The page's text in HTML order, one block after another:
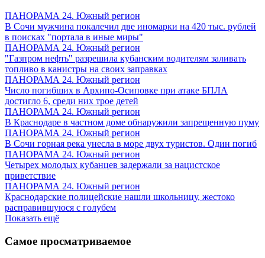
ПАНОРАМА 24. Южный регион
В Сочи мужчина покалечил две иномарки на 420 тыс. рублей
в поисках "портала в иные миры"
ПАНОРАМА 24. Южный регион
"Газпром нефть" разрешила кубанским водителям заливать
топливо в канистры на своих заправках
ПАНОРАМА 24. Южный регион
Число погибших в Архипо-Осиповке при атаке БПЛА
достигло 6, среди них трое детей
ПАНОРАМА 24. Южный регион
В Краснодаре в частном доме обнаружили запрещенную пуму
ПАНОРАМА 24. Южный регион
В Сочи горная река унесла в море двух туристов. Один погиб
ПАНОРАМА 24. Южный регион
Четырех молодых кубанцев задержали за нацистское
приветствие
ПАНОРАМА 24. Южный регион
Краснодарские полицейские нашли школьницу, жестоко
расправившуюся с голубем
Показать ещё
Самое просматриваемое